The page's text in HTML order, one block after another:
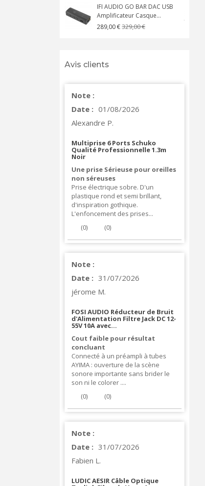
IFI AUDIO GO BAR DAC USB
Amplificateur Casque...
289,00 €329,00 €
Avis clients
Note :
Date : 01/08/2026
Alexandre P.
Multiprise 6 Ports Schuko
Qualité Professionnelle 1.3m
Noir
Une prise Sérieuse pour oreilles
non séreuses
Prise électrique sobre. D'un
plastique rond et semi brillant,
d'inspiration gothique.
L'enfoncement des prises...
(0) (0)
Note :
Date : 31/07/2026
jérome M.
FOSI AUDIO Réducteur de Bruit
d'Alimentation Filtre Jack DC 12-
55V 10A avec...
Cout faible pour résultat
concluant
Connecté à un préampli à tubes
AYIMA : ouverture de la scène
sonore importante sans brider le
son ni le colorer ....
(0) (0)
Note :
Date : 31/07/2026
Fabien L.
LUDIC AESIR Câble Optique